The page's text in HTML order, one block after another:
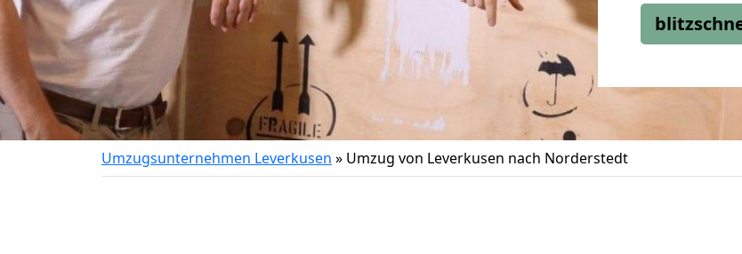
Umzugsunternehmen Leverkusen » Umzug von Leverkusen nach Norderstedt